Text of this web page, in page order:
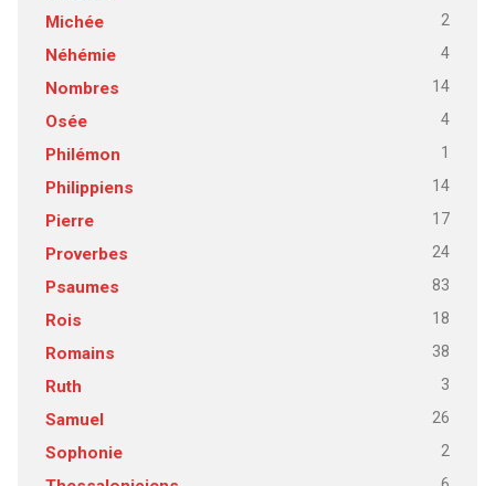
Michée 2
Néhémie 4
Nombres 14
Osée 4
Philémon 1
Philippiens 14
Pierre 17
Proverbes 24
Psaumes 83
Rois 18
Romains 38
Ruth 3
Samuel 26
Sophonie 2